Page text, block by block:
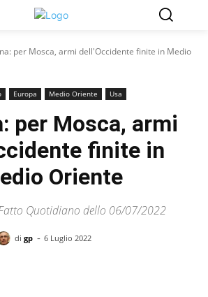
per Mosca, armi dell'Occidente finite in Medio
Europa Medio Oriente Usa
per Mosca, armi
finite in
Oriente
Quotidiano dello 06/07/2022
di gp - 6 Luglio 2022